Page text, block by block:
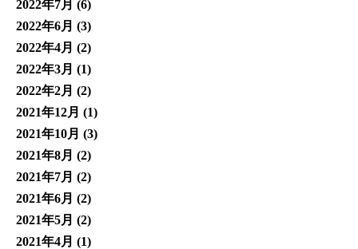
2022年7月 (6)
2022年6月 (3)
2022年4月 (2)
2022年3月 (1)
2022年2月 (2)
2021年12月 (1)
2021年10月 (3)
2021年8月 (2)
2021年7月 (2)
2021年6月 (2)
2021年5月 (2)
2021年4月 (1)